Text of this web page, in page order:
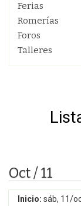
Ferias
Romerías
Foros
Talleres
Oct / 11
Inicio: sáb, 11/